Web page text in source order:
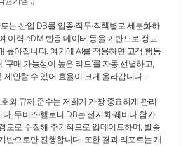
는 산업 DB를 업종·직무·직책별로 세분화하
이력·eDM 반응 데이터 등을 기반으로 정교
높아집니다. 여기에 AI를 적용하면 고객 행동
구매 가능성이 높은 리드’를 자동 선별하고,
제안할 수 있어 효율이 크게 올라갑니다.
와 규제 준수는 저희가 가장 중요하게 관리
. 두비즈·헬로티 DB는 전시회·웨비나 참가
로로 수집해 주기적으로 업데이트하며, 발송
반으로만 진행합니다. 또한 결과 리포트는 개